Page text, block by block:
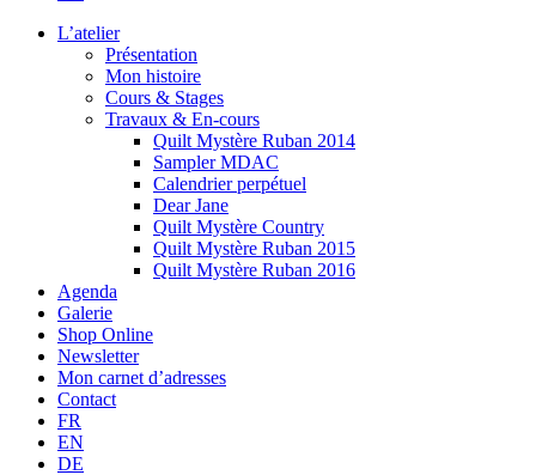
L’atelier
Présentation
Mon histoire
Cours & Stages
Travaux & En-cours
Quilt Mystère Ruban 2014
Sampler MDAC
Calendrier perpétuel
Dear Jane
Quilt Mystère Country
Quilt Mystère Ruban 2015
Quilt Mystère Ruban 2016
Agenda
Galerie
Shop Online
Newsletter
Mon carnet d’adresses
Contact
FR
EN
DE